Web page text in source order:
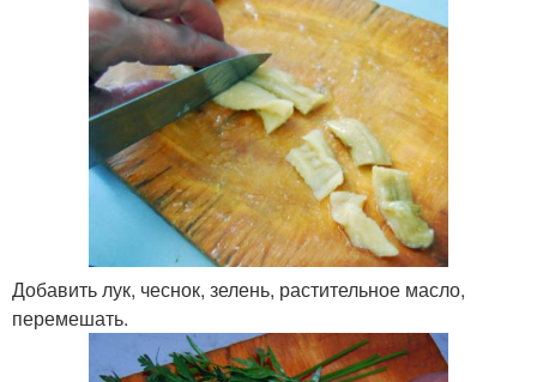
Добавить лук, чеснок, зелень, растительное масло,
перемешать.